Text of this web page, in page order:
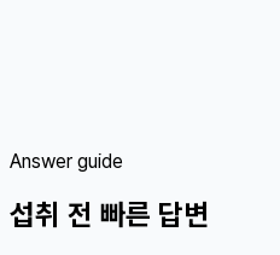
Answer guide
섭취 전 빠른 답변